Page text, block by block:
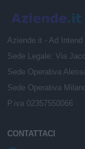
Aziende.it - Ad Intend
Sede Legale: Via
Sede Operativa
Sede Operativa
P.iva 02357550066
CONTATTACI